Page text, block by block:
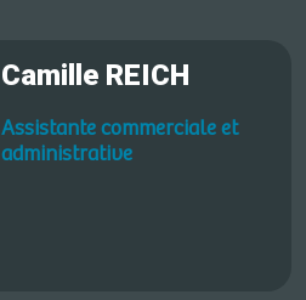
Camille REICH
Assistante commerciale et
administrative